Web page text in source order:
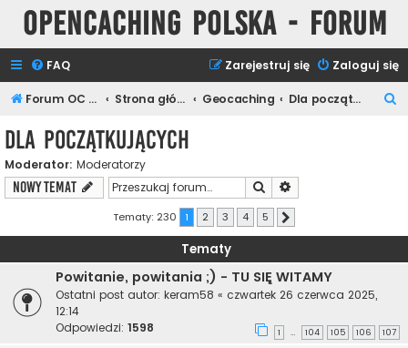
Opencaching Polska - Forum
FAQ Zaloguj się
Zarejestruj się
Forum OC PL Strona główna Geocaching Dla początkujących
Dla początkujących
Moderator: Moderatorzy
NOWY TEMAT Szukaj
Tematy: 230 1 2 3 4 5
Tematy
Powitanie, powitania ;) - TU SIĘ WITAMY
Ostatni post autor: keram58 « czwartek 26 czerwca 2025,
12:14
Odpowiedzi: 1598 1 … 104 105 106 107